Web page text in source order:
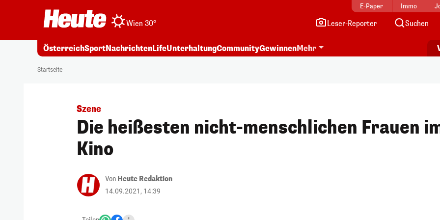
E-Paper Immo
Wien 30° Leser-Reporter Suchen
ÖsterreichSportNachrichtenLifeUnterhaltungCommunityGewinnenMehr
Startseite
Szene
Die heißesten nicht-menschlichen Frauen
Kino
Von Heute Redaktion
14.09.2021, 14:39